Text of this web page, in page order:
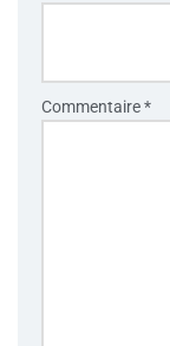
Commentaire*